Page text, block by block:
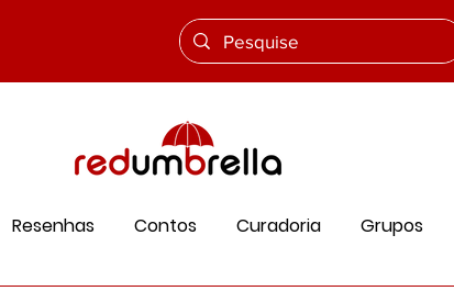
Resenhas Contos Curadoria Grupos